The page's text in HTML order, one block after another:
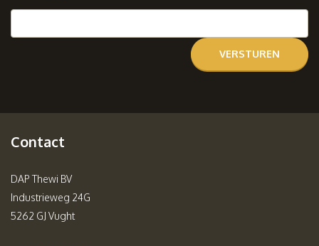
Contact
DAP Thewi BV
Industrieweg 24G
5262 GJ Vught